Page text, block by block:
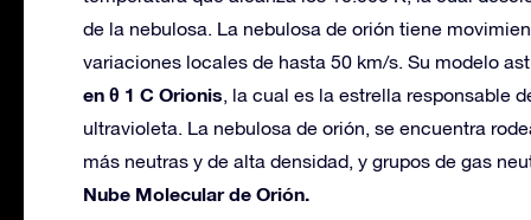
de la nebulosa. La nebulosa de orión tiene
variaciones locales de hasta 50 km/s. Su modelo
en θ 1 C Orionis, la cual es la estrella responsable
ultravioleta. La nebulosa de orión, se encuentra
más neutras y de alta densidad, y grupos de gas
Nube Molecular de Orión.